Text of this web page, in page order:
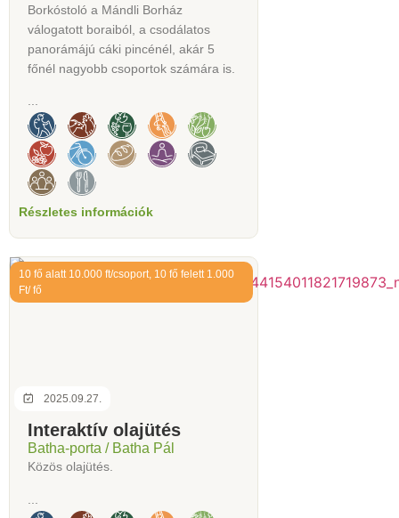
Borkóstoló a Mándli Borház
válogatott boraiból, a csodálatos
panorámájú cáki pincénél, akár 5
főnél nagyobb csoportok számára is.
...
Részletes információk
2025.09.27.
10 fő alatt 10.000 ft/csoport, 10 fő felett 1.000
Ft/ fő
Interaktív olajütés
Batha-porta / Batha Pál
Közös olajütés.